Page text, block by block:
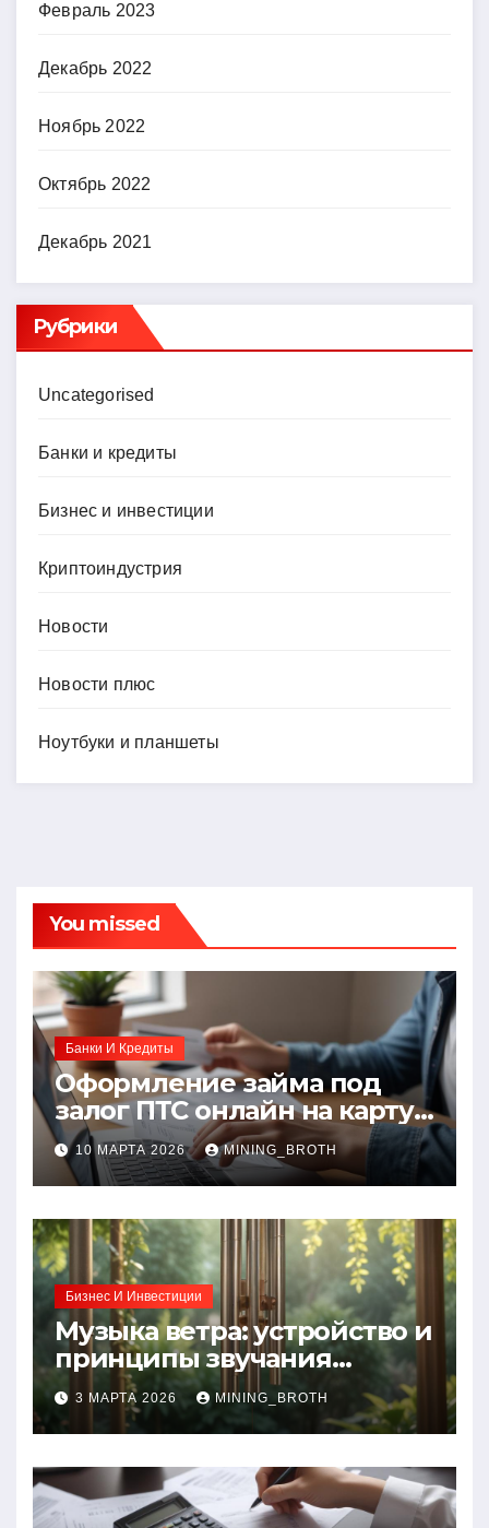
Февраль 2023
Декабрь 2022
Ноябрь 2022
Октябрь 2022
Декабрь 2021
Рубрики
Uncategorised
Банки и кредиты
Бизнес и инвестиции
Криптоиндустрия
Новости
Новости плюс
Ноутбуки и планшеты
You missed
Банки И Кредиты
Оформление займа под
залог ПТС онлайн на карту
без визита в офис: порядок,
требования и документы
10 МАРТА 2026 MINING_BROTH
Бизнес И Инвестиции
Музыка ветра: устройство и
принципы звучания
колокольчиков
3 МАРТА 2026 MINING_BROTH